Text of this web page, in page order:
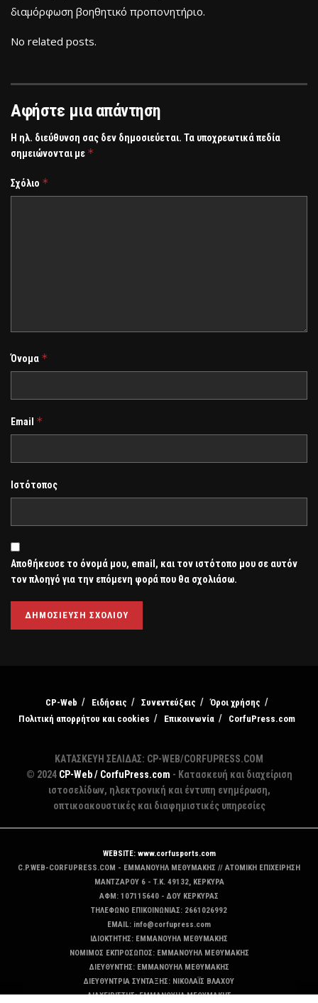
διαμόρφωση βοηθητικό προπονητήριο.
No related posts.
Αφήστε μια απάντηση
Η ηλ. διεύθυνση σας δεν δημοσιεύεται. Τα υποχρεωτικά πεδία
σημειώνονται με *
Σχόλιο *
Όνομα *
Email *
Ιστότοπος
Αποθήκευσε το όνομά μου, email, και τον ιστότοπο μου σε αυτόν
τον πλοηγό για την επόμενη φορά που θα σχολιάσω.
CP-Web Ειδήσεις Συνεντεύξεις
Όροι χρήσης
Πολιτική απορρήτου και cookies
Επικοινωνία CorfuPress.com
ΚΑΤΑΣΚΕΥΗ ΣΕΛΙΔΑΣ: CP-WEB/CORFUPRESS.COM
© 2024 CP-Web / CorfuPress.com - Κατασκευή και διαχείριση
ιστοσελίδων, ηλεκτρονική και έντυπη ενημέρωση,
οπτικοακουστικές και διαφημιστικές υπηρεσίες
WEBSITE: www.corfusports.com
C.P.WEB-CORFUPRESS.COM - ΕΜΜΑΝΟΥΗΛ ΜΕΘΥΜΑΚΗΣ // ΑΤΟΜΙΚΗ ΕΠΙΧΕΙΡΗΣΗ
MANTZAΡΟΥ 6 - T.K. 49132, ΚΕΡΚΥΡΑ
ΑΦΜ: 107115640 - ΔΟΥ ΚΕΡΚΥΡΑΣ
ΤΗΛΕΦΩΝΟ ΕΠΙΚΟΙΝΩΝΙΑΣ: 2661026992
EMAIL: info@corfupress.com
ΙΔΙΟΚΤΗΤΗΣ: EMMANOYΗΛ ΜΕΘΥΜΑΚΗΣ
ΝΟΜΙΜΟΣ ΕΚΠΡΟΣΩΠΟΣ: EMMANOYΗΛ ΜΕΘΥΜΑΚΗΣ
ΔΙΕΥΘΥΝΤΗΣ: EMMANOYΗΛ ΜΕΘΥΜΑΚΗΣ
ΔΙΕΥΘΥΝΤΡΙΑ ΣΥΝΤΑΞΗΣ: ΝΙΚΟΛΑΪΣ ΒΛΑΧΟΥ
ΔΙΑΧΕΙΡΙΣΤΗΣ: EMMANOYΗΛ ΜΕΘΥΜΑΚΗΣ